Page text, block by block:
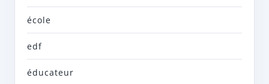
école
edf
éducateur